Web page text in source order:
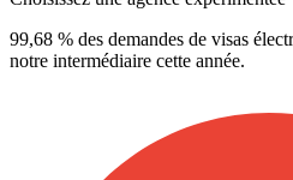
99,68 % des demandes de visas
notre intermédiaire cette année.